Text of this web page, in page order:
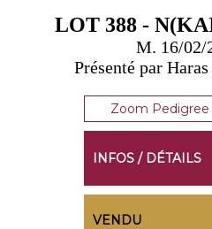
LOT 388 -
M. 16/02/
Présenté par
Zoom Pedigree
INFOS / DÉTAILS
VENDU